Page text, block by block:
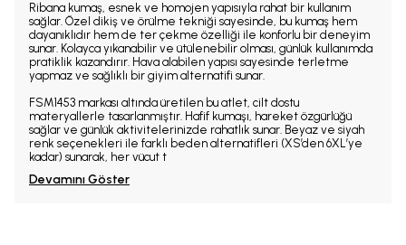
Ribana kumaş, esnek ve homojen yapısıyla rahat bir kullanım
sağlar. Özel dikiş ve örülme tekniği sayesinde, bu kumaş hem
dayanıklıdır hem de ter çekme özelliği ile konforlu bir deneyim
sunar. Kolayca yıkanabilir ve ütülenebilir olması, günlük kullanımda
pratiklik kazandırır. Hava alabilen yapısı sayesinde terletme
yapmaz ve sağlıklı bir giyim alternatifi sunar.
FSM1453 markası altında üretilen bu atlet, cilt dostu
materyallerle tasarlanmıştır. Hafif kumaşı, hareket özgürlüğü
sağlar ve günlük aktivitelerinizde rahatlık sunar. Beyaz ve siyah
renk seçenekleri ile farklı beden alternatifleri (XS’den 6XL’ye
kadar) sunarak, her vücut t
Devamını Göster